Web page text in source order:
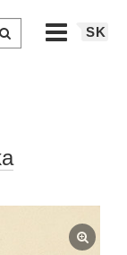
SK